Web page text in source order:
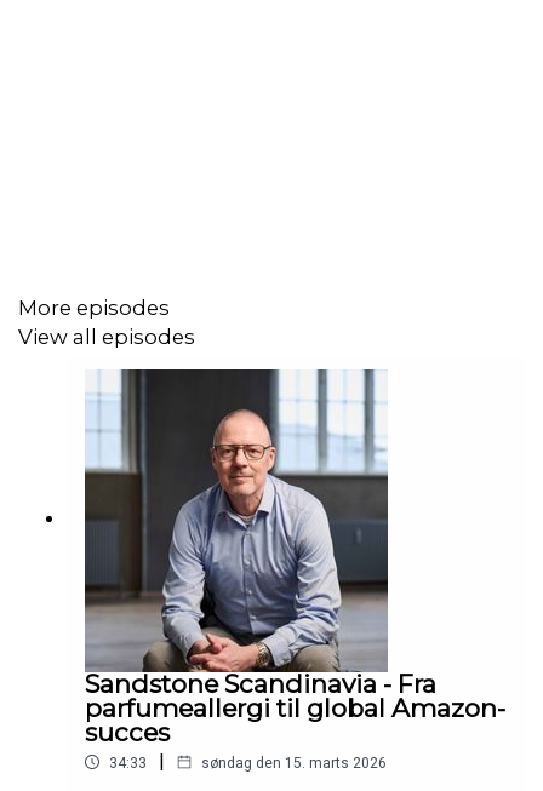
More episodes
View all episodes
Sandstone Scandinavia - Fra
parfumeallergi til global Amazon-
succes
34:33 | søndag den 15. marts 2026